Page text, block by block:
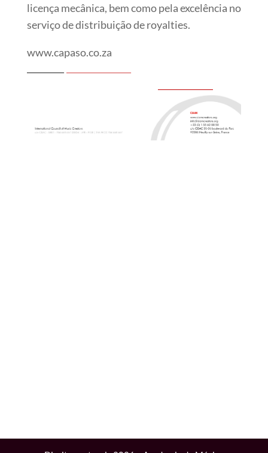
licença mecânica, bem como pela excelência no
serviço de distribuição de royalties.
www.capaso.co.za